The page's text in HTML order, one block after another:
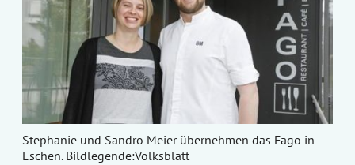
Stephanie und Sandro Meier übernehmen das Fago in
Eschen. Bildlegende:Volksblatt